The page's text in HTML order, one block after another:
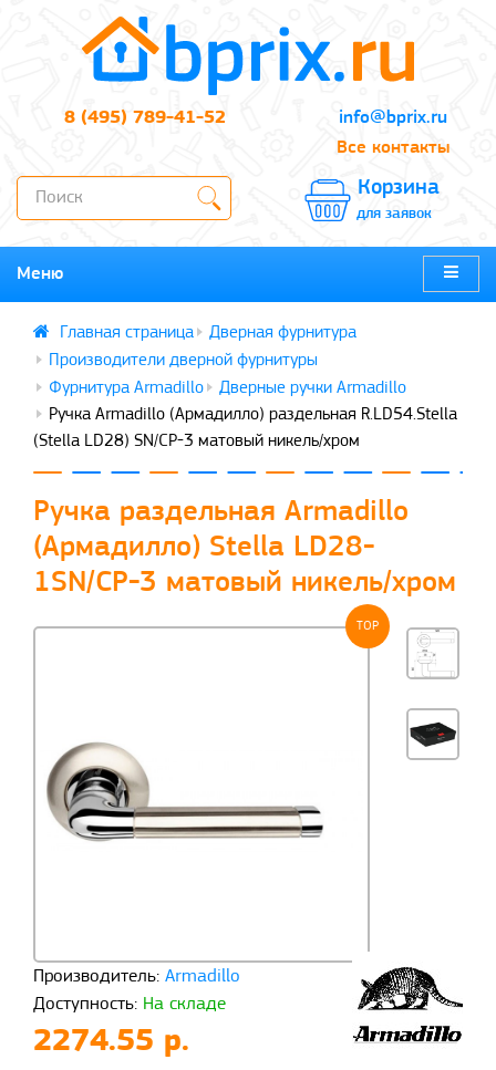
8 (495) 789-41-52
info@bprix.ru
Все контакты
Корзина
для заявок
Меню
Дверная фурнитура
Производители дверной фурнитуры
Фурнитура Armadillo
Дверные ручки Armadillo
Ручка Armadillo (Армадилло) раздельная R.LD54.Stella
(Stella LD28) SN/CP-3 матовый никель/хром
Ручка раздельная Armadillo
(Армадилло) Stella LD28-
1SN/CP-3 матовый никель/хром
TOP
Производитель: Armadillo
Доступность: На складе
2274.55 р.